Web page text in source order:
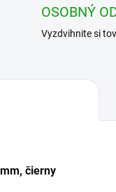
OSOBNÝ
Vyzdvihnite si
čierny